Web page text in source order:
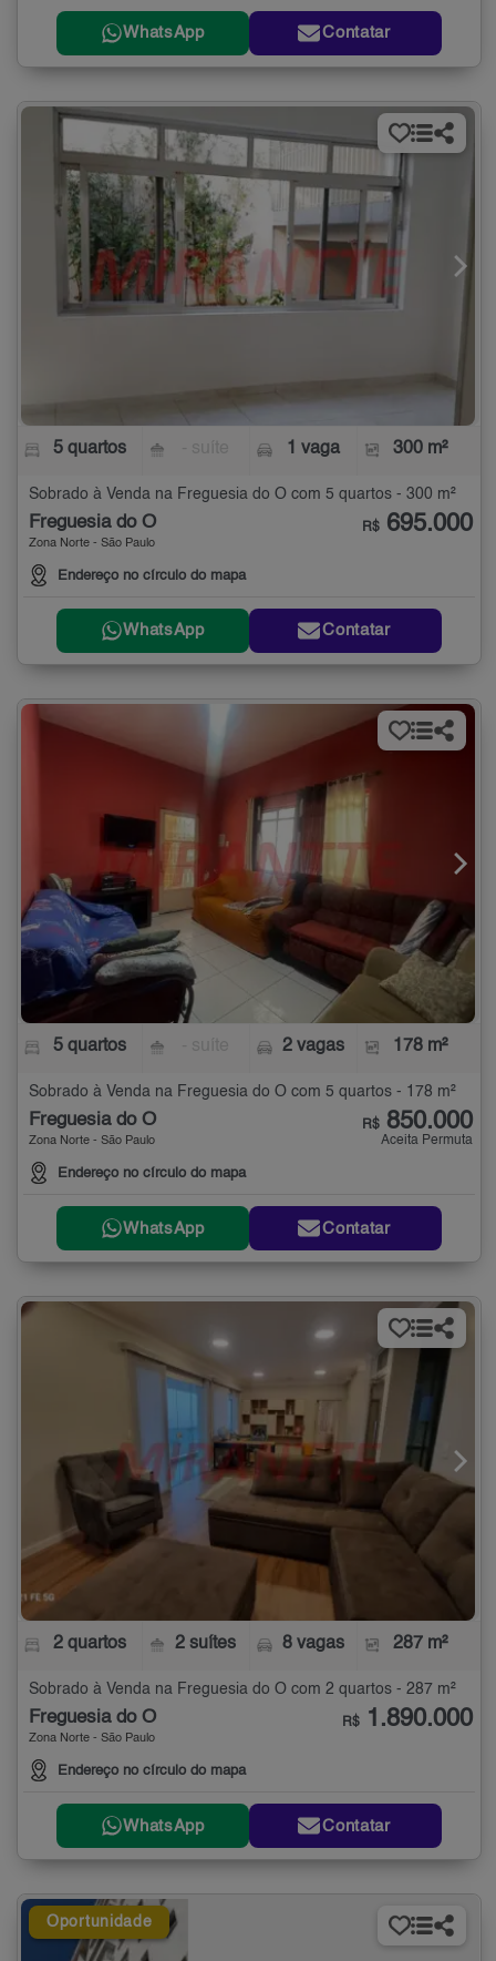
WhatsApp Contatar
5 quartos 1 vaga 300 m²
Sobrado à Venda na Freguesia do Ó com 5 quartos - 300 m²
Freguesia do Ó
Zona Norte - São Paulo
Endereço no círculo do mapa
R$ 695.000
WhatsApp Contatar
5 quartos 2 vagas 178 m²
Sobrado à Venda na Freguesia do Ó com 5 quartos - 178 m²
Freguesia do Ó
Zona Norte - São Paulo
Endereço no círculo do mapa
R$ 850.000
Aceita Permuta
WhatsApp Contatar
2 quartos 2 suítes 8 vagas 287 m²
Sobrado à Venda na Freguesia do Ó com 2 quartos - 287 m²
Freguesia do Ó
Zona Norte - São Paulo
Endereço no círculo do mapa
R$ 1.890.000
WhatsApp Contatar
Oportunidade